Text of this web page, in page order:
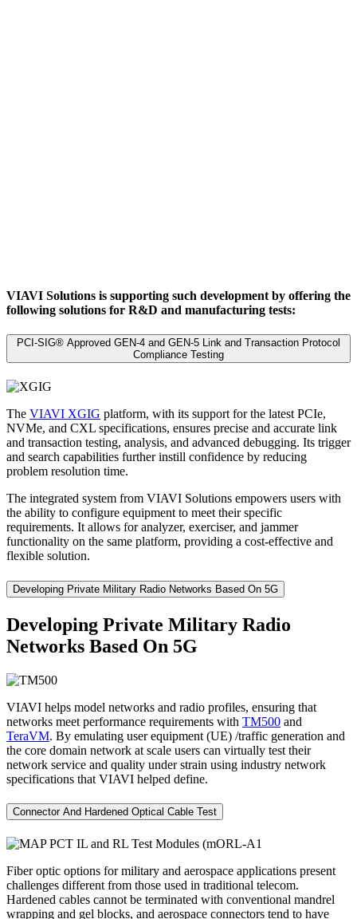
VIAVI Solutions is supporting such development by offering the
following solutions for R&D and manufacturing tests:
PCI-SIG® Approved GEN-4 and GEN-5 Link and Transaction Protocol
Compliance Testing
The VIAVI XGIG platform, with its support for the latest PCIe,
NVMe, and CXL specifications, ensures precise and accurate link
and transaction testing, analysis, and advanced debugging. Its trigger
and search capabilities further instill confidence by reducing
problem resolution time.
The integrated system from VIAVI Solutions empowers users with
the ability to configure equipment to meet their specific
requirements. It allows for analyzer, exerciser, and jammer
functionality on the same platform, providing a cost-effective and
flexible solution.
Developing Private Military Radio Networks Based On 5G
Developing Private Military Radio
Networks Based On 5G
VIAVI helps model networks and radio profiles, ensuring that
networks meet performance requirements with TM500 and
TeraVM. By emulating user equipment (UE) /traffic generation and
the core domain network at scale users can virtually test their
network service and quality under strain using industry network
specifications that VIAVI helped define.
Connector And Hardened Optical Cable Test
Fiber optic options for military and aerospace applications present
challenges different from those used in traditional telecom.
Hardened cables cannot be terminated with conventional mandrel
wrapping and gel blocks, and aerospace connectors tend to have